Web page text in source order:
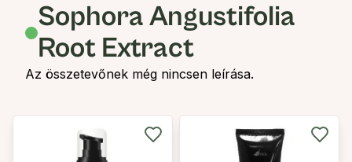
Sophora Angustifolia
Root Extract
Az összetevőnek még nincsen leírása.